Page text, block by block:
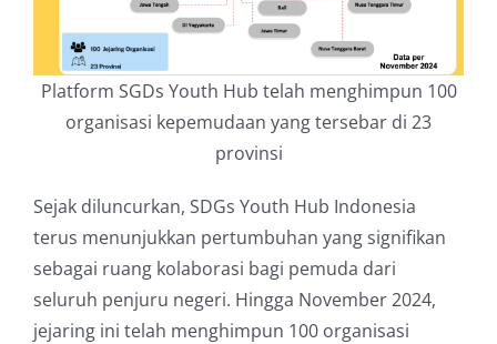
Platform SGDs Youth Hub telah menghimpun 100
organisasi kepemudaan yang tersebar di 23
provinsi
Sejak diluncurkan, SDGs Youth Hub Indonesia
terus menunjukkan pertumbuhan yang signifikan
sebagai ruang kolaborasi bagi pemuda dari
seluruh penjuru negeri. Hingga November 2024,
jejaring ini telah menghimpun 100 organisasi